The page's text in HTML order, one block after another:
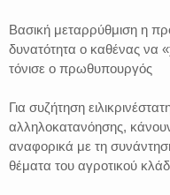
Βασική μεταρρύθμιση η
δυνατότητα ο καθένας να
τόνισε ο πρωθυπουργός
Για συζήτηση
αλληλοκατανόησης,
αναφορικά με τη
θέματα του αγροτικού